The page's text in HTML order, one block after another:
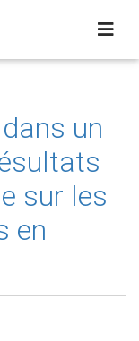
un
sur les
en